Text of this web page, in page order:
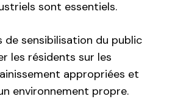
sont essentiels.
de sensibilisation du public
les résidents sur les
appropriées et
environnement propre.